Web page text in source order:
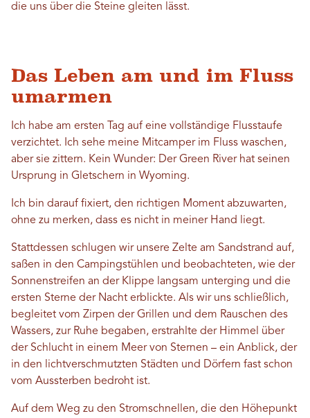
die uns über die Steine ​​gleiten lässt.
Das Leben am und im Fluss
umarmen
Ich habe am ersten Tag auf eine vollständige Flusstaufe
verzichtet. Ich sehe meine Mitcamper im Fluss waschen,
aber sie zittern. Kein Wunder: Der Green River hat seinen
Ursprung in Gletschern in Wyoming.
Ich bin darauf fixiert, den richtigen Moment abzuwarten,
ohne zu merken, dass es nicht in meiner Hand liegt.
Stattdessen schlugen wir unsere Zelte am Sandstrand auf,
saßen in den Campingstühlen und beobachteten, wie der
Sonnenstreifen an der Klippe langsam unterging und die
ersten Sterne der Nacht erblickte. Als wir uns schließlich,
begleitet vom Zirpen der Grillen und dem Rauschen des
Wassers, zur Ruhe begaben, erstrahlte der Himmel über
der Schlucht in einem Meer von Sternen – ein Anblick, der
in den lichtverschmutzten Städten und Dörfern fast schon
vom Aussterben bedroht ist.
Auf dem Weg zu den Stromschnellen, die den Höhepunkt